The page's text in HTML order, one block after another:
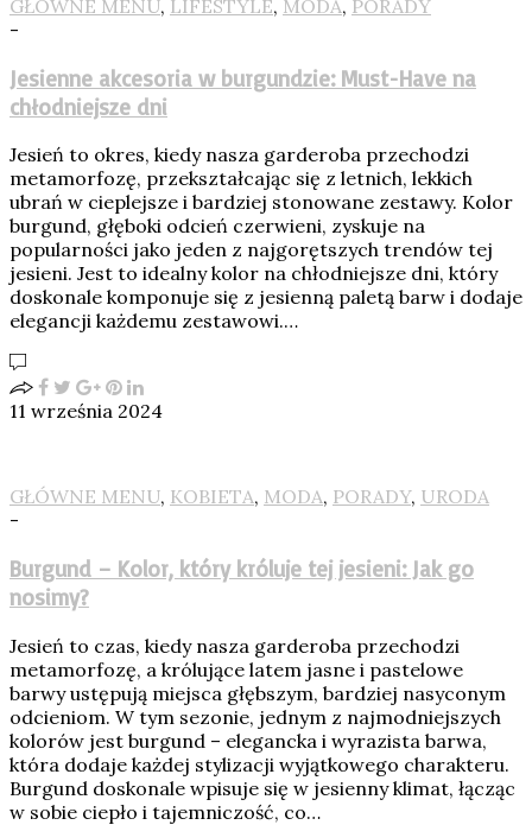
GŁÓWNE MENU, LIFESTYLE, MODA, PORADY
-
Jesienne akcesoria w burgundzie: Must-Have na
chłodniejsze dni
Jesień to okres, kiedy nasza garderoba przechodzi
metamorfozę, przekształcając się z letnich, lekkich
ubrań w cieplejsze i bardziej stonowane zestawy. Kolor
burgund, głęboki odcień czerwieni, zyskuje na
popularności jako jeden z najgorętszych trendów tej
jesieni. Jest to idealny kolor na chłodniejsze dni, który
doskonale komponuje się z jesienną paletą barw i dodaje
elegancji każdemu zestawowi.…
11 września 2024
GŁÓWNE MENU, KOBIETA, MODA, PORADY, URODA
-
Burgund – Kolor, który króluje tej jesieni: Jak go
nosimy?
Jesień to czas, kiedy nasza garderoba przechodzi
metamorfozę, a królujące latem jasne i pastelowe
barwy ustępują miejsca głębszym, bardziej nasyconym
odcieniom. W tym sezonie, jednym z najmodniejszych
kolorów jest burgund – elegancka i wyrazista barwa,
która dodaje każdej stylizacji wyjątkowego charakteru.
Burgund doskonale wpisuje się w jesienny klimat, łącząc
w sobie ciepło i tajemniczość, co…